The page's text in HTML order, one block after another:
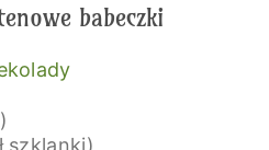
babeczki
szklanki)